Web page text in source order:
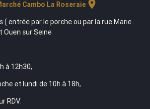
Cambo La Roseraielocation_on
( entrée par le porche ou par la rue Marie
Ouen sur Seine
à 12h30,
et lundi de 10h à 18h,
RDV.